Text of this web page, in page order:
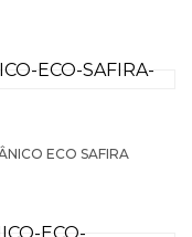
ECO SAFIRA